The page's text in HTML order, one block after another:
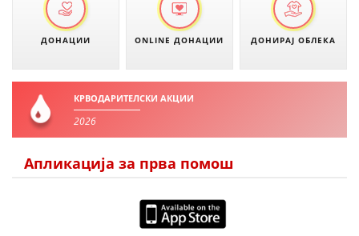
ДОНАЦИИ ONLINE ДОНАЦИИ ДОНИРАЈ ОБЛЕКА
КРВОДАРИТЕЛСКИ АКЦИИ
2026
Апликација за прва помош